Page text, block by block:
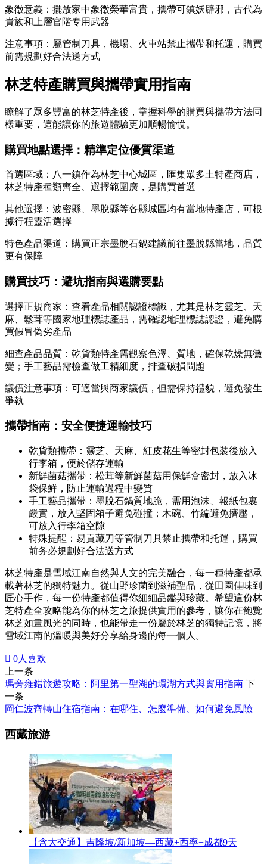
象徵意義：擺放家中象徵榮華富貴，攜帶可鎮妖辟邪，古代為
貴族和上層官階专用武器
注意事項：屬管制刀具，機場、火車站禁止攜帶和托運，購買
前需規劃好合法送方式
林芝特產購買與攜帶實用指南
瞭解了眾多豐富的林芝特產後，掌握科學的購買與攜帶方法同
樣重要，這能讓你的旅遊體驗更加順暢愉悅。
購買地點選擇：精準定位優質渠道
首選區域：八一鎮作為林芝中心城區，匯集眾多土特產商店，
林芝特產種類齊全、選擇範圍廣，是購買首選
其他選擇：波密縣、墨脫縣等各縣城區均有當地特產店，可根
據行程靈活選擇
特色產品渠道：購買正宗墨脫石鍋建議前往墨脫縣當地，品質
更有保障
購買技巧：避坑指南與選購要點
選擇正規商家：查看產品相關認證標識，尤其是林芝靈芝、天
麻、鬆茸等國家地理標誌產品，需確認地理標誌認證，避免購
買假冒偽劣產品
細查產品品質：乾貨類特產需觀察色澤、質地，確保乾燥無黴
變；手工藝品需檢查做工精細度，排查破損問題
議價注意事項：可適當與商家議價，但需保持禮貌，避免發生
爭執
攜帶指南：安全便捷運輸技巧
乾貨類攜帶：靈芝、天麻、紅皮花生等密封包裝後放入
行李箱，便於儲存運輸
新鮮菌菇攜帶：松茸等新鮮菌菇用保鮮盒密封，放入冰
袋保鮮，防止運輸過程中變質
手工藝品攜帶：墨脫石鍋質地脆，需用泡沫、報紙包裹
嚴實，放入堅固箱子避免碰撞；木碗、竹編避免擠壓，
可放入行李箱空隙
特殊提醒：易貢藏刀等管制刀具禁止攜帶和托運，購買
前务必規劃好合法送方式
林芝特產是雪域江南自然與人文的完美融合，每一種特產都承
載著林芝的獨特魅力。從山野珍菌到滋補聖品，從田園佳味到
匠心手作，每一份特產都值得你細細品鑑與珍藏。希望這份林
芝特產全攻略能為你的林芝之旅提供實用的參考，讓你在飽覽
林芝如畫風光的同時，也能帶走一份屬於林芝的獨特記憶，將
雪域江南的溫暖與美好分享給身邊的每一個人。
 0人喜欢
上一条
瑪旁雍錯旅遊攻略：阿里第一聖湖的環湖方式與實用指南 下
一条
岡仁波齊轉山住宿指南：在哪住、怎麼準備、如何避免風險
西藏旅游
【含大交通】吉隆坡/新加坡—西藏+西寧+成都9天